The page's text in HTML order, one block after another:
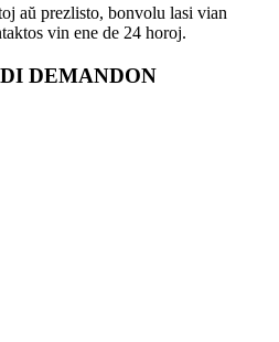
aŭ prezlisto, bonvolu lasi vian
vin ene de 24 horoj.
DEMANDON